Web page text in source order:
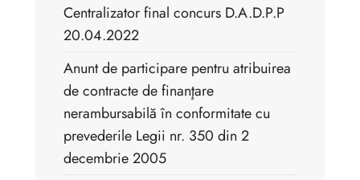
Centralizator final concurs D.A.D.P.P
20.04.2022
Anunt de participare pentru atribuirea
de contracte de finanţare
nerambursabilă în conformitate cu
prevederile Legii nr. 350 din 2
decembrie 2005